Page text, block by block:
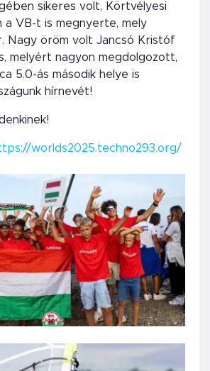
sikeres volt, Körtvélyesi
a VB-t is megnyerte, mely
Nagy öröm volt Jancsó Kristóf
melyért nagyon megdolgozott,
5.0-ás második helye is
hírnevét!
worlds2025.techno293.org/